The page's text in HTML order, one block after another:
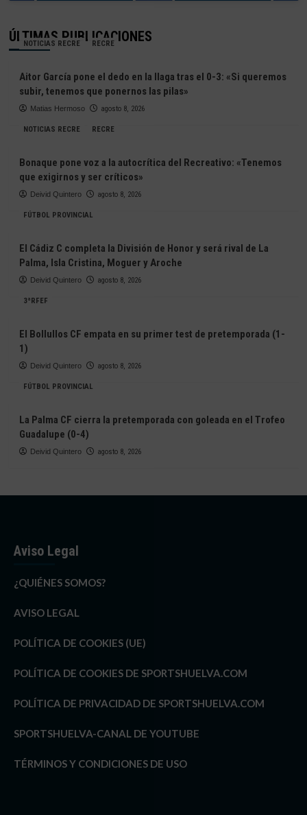
ÚLTIMAS PUBLICACIONES
NOTICIAS RECRE RECRE
Aitor García pone el dedo en la llaga tras el 0-3: «Si queremos
subir, tenemos que ponernos las pilas»
Matias Hermoso agosto 8, 2026
NOTICIAS RECRE RECRE
Bonaque pone voz a la autocrítica del Recreativo: «Tenemos
que exigirnos y ser críticos»
Deivid Quintero agosto 8, 2026
FÚTBOL PROVINCIAL
El Cádiz C completa la División de Honor y será rival de La
Palma, Isla Cristina, Moguer y Aroche
Deivid Quintero agosto 8, 2026
3ªRFEF
El Bollullos CF empata en su primer test de pretemporada (1-
1)
Deivid Quintero agosto 8, 2026
FÚTBOL PROVINCIAL
La Palma CF cierra la pretemporada con goleada en el Trofeo
Guadalupe (0-4)
Deivid Quintero agosto 8, 2026
Aviso Legal
¿QUIÉNES SOMOS?
AVISO LEGAL
POLÍTICA DE COOKIES (UE)
POLÍTICA DE COOKIES DE SPORTSHUELVA.COM
POLÍTICA DE PRIVACIDAD DE SPORTSHUELVA.COM
SPORTSHUELVA-CANAL DE YOUTUBE
TÉRMINOS Y CONDICIONES DE USO